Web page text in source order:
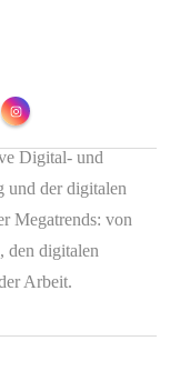
Digital- und
und der digitalen
Megatrends: von
digitalen
Arbeit.